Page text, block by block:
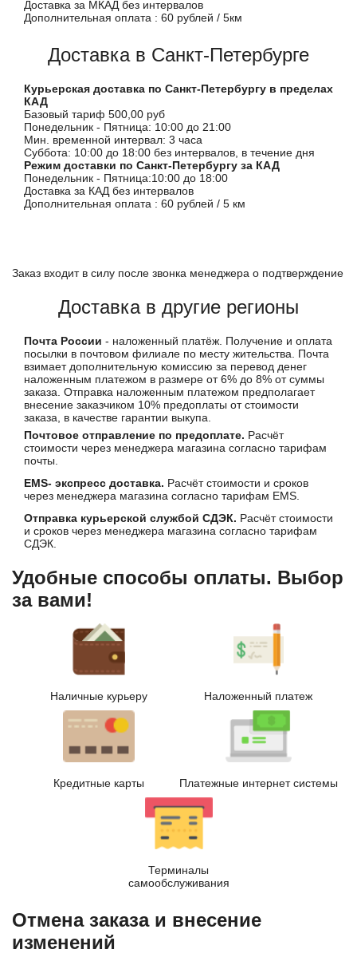
Доставка за МКАД без интервалов
Дополнительная оплата : 60 рублей / 5км
Доставка в Санкт-Петербурге
Курьерская доставка по Санкт-Петербургу в пределах
КАД
Базовый тариф 500,00 руб
Понедельник - Пятница: 10:00 до 21:00
Мин. временной интервал: 3 часа
Суббота: 10:00 до 18:00 без интервалов, в течение дня
Режим доставки по Санкт-Петербургу за КАД
Понедельник - Пятница:10:00 до 18:00
Доставка за КАД без интервалов
Дополнительная оплата : 60 рублей / 5 км
Заказ входит в силу после звонка менеджера о подтверждение
Доставка в другие регионы
Почта России - наложенный платёж. Получение и оплата
посылки в почтовом филиале по месту жительства. Почта
взимает дополнительную комиссию за перевод денег
наложенным платежом в размере от 6% до 8% от суммы
заказа. Отправка наложенным платежом предполагает
внесение заказчиком 10% предоплаты от стоимости
заказа, в качестве гарантии выкупа.
Почтовое отправление по предоплате. Расчёт
стоимости через менеджера магазина согласно тарифам
почты.
EMS- экспресс доставка. Расчёт стоимости и сроков
через менеджера магазина согласно тарифам EMS.
Отправка курьерской службой СДЭК. Расчёт стоимости
и сроков через менеджера магазина согласно тарифам
СДЭК.
Удобные способы оплаты. Выбор
за вами!
Наличные курьеру Наложенный платеж
Кредитные карты Платежные интернет системы
Терминалы
самообслуживания
Отмена заказа и внесение
изменений